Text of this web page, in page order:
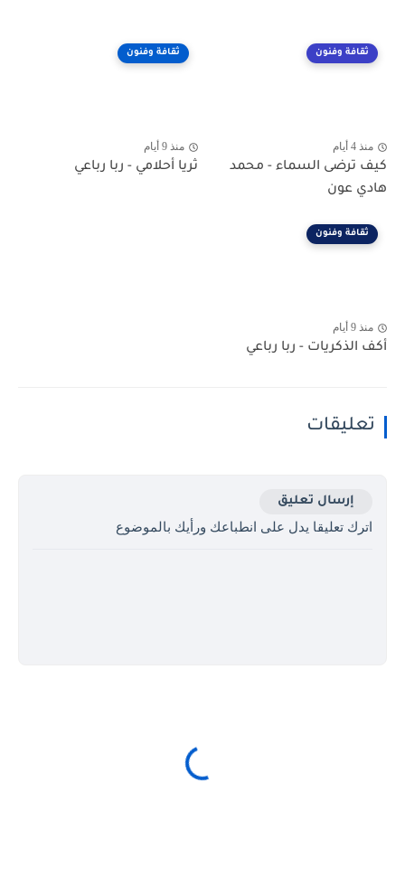
ثقافة وفنون
منذ 4 أيام
كيف ترضى السماء - محمد
هادي عون
ثقافة وفنون
منذ 9 أيام
ثريا أحلامي - ربا رباعي
ثقافة وفنون
منذ 9 أيام
أكف الذكريات - ربا رباعي
تعليقات
إرسال تعليق
اترك تعليقا يدل على انطباعك ورأيك بالموضوع